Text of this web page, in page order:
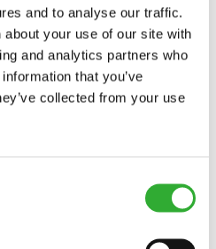
and to analyse our traffic.
your use of our site with
and analytics partners who
that you’ve
collected from your use
Adaptável Incompatível
523
Compatível
525LPG
Compatível
528
Compatível
530
Compatível
630
Compatível
635
Compatível
635i
Compatível
640
CompatívelCompatível
CompatívelCompatívelCompatívelCompatívelCompatívelCompatívelCompatívelCompatívelCompatível